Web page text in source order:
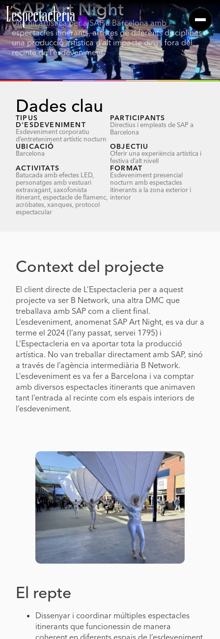
SAP Art Night
Una nit artística per a SAP a Barcelona amb
espectacles itinerants, artistes de diferents disciplines i
una producció artística d’alt impacte dins i fora del
recinte de l’esdeveniment.
Dades clau
TIPUS
D'ESDEVENIMENT
Esdeveniment corporatiu
d’entreteniment artístic nocturn
PARTICIPANTS
Directius i empleats de SAP a
Barcelona
UBICACIÓ
Barcelona
OBJECTIU
Oferir una experiència artística i
festiva d’alt nivell
ACTIVITATS
Batucada amb efectes LED,
personatges amb vestuari
extravagant, saxofonista
itinerant, espectacle de flamenc,
acròbates, xanques, protocol
espectacular
FORMAT
Esdeveniment presencial
nocturn amb espectacles
itinerants a la zona exterior i
interior
Context del projecte
El client directe de L’Espectacleria per a aquest
projecte va ser B Network, una altra DMC que
treballava amb SAP com a client final.
L’esdeveniment, anomenat SAP Art Night, es va dur a
terme el 2024 (l’any passat, servei 1795) i
L’Espectacleria en va aportar tota la producció
artística. No van treballar directament amb SAP, sinó
a través de l’agència intermediària B Network.
L’esdeveniment es va fer a Barcelona i va comptar
amb diversos espectacles itinerants que animaven
tant l’entrada al recinte com els espais interiors de
l’esdeveniment.
El repte
Dissenyar i coordinar múltiples espectacles
itinerants que funcionessin de manera
coherent en diferents espais de l’esdeveniment